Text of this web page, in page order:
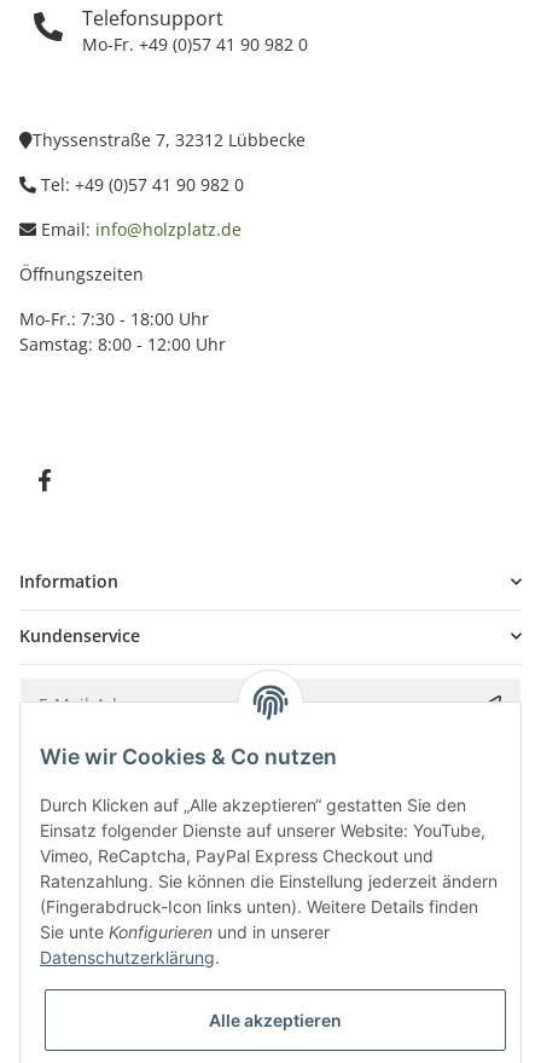
Telefonsupport
Mo-Fr. +49 (0)57 41 90 982 0
Thyssenstraße 7, 32312 Lübbecke
Tel: +49 (0)57 41 90 982 0
Email: info@holzplatz.de
Öffnungszeiten
Mo-Fr.: 7:30 - 18:00 Uhr
Samstag: 8:00 - 12:00 Uhr
Information
Kundenservice
Bitte senden Sie mir entsprechend IhrerDatenschutzerklärung
* Alle Preise inkl. gesetzlicher USt., zzgl.
Wie wir Cookies & Co nutzen
Durch Klicken auf „Alle akzeptieren“ gestatten Sie den
Einsatz folgender Dienste auf unserer Website: YouTube,
Vimeo, ReCaptcha, PayPal Express Checkout und
Ratenzahlung. Sie können die Einstellung jederzeit ändern
(Fingerabdruck-Icon links unten). Weitere Details finden
Sie unte Konfigurieren und in unserer
Datenschutzerklärung.
Alle akzeptieren